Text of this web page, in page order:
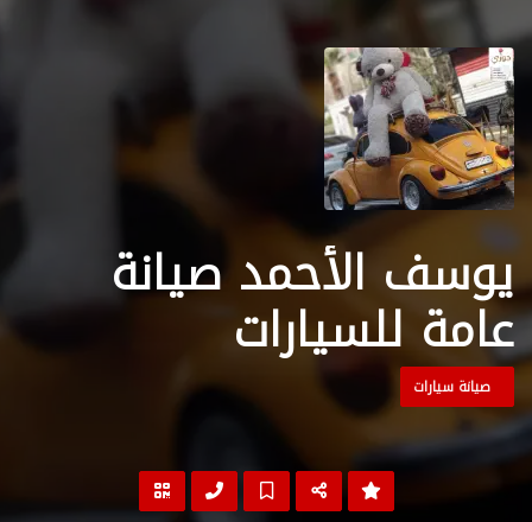
يوسف الأحمد صيانة
عامة للسيارات
صيانة سيارات